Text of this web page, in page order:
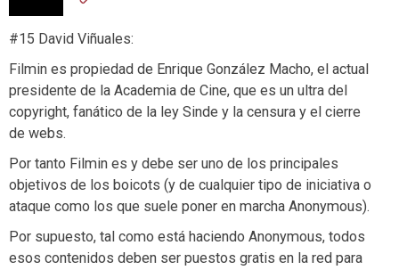
#15 David Viñuales:
Filmin es propiedad de Enrique González Macho, el actual
presidente de la Academia de Cine, que es un ultra del
copyright, fanático de la ley Sinde y la censura y el cierre
de webs.
Por tanto Filmin es y debe ser uno de los principales
objetivos de los boicots (y de cualquier tipo de iniciativa o
ataque como los que suele poner en marcha Anonymous).
Por supuesto, tal como está haciendo Anonymous, todos
esos contenidos deben ser puestos gratis en la red para